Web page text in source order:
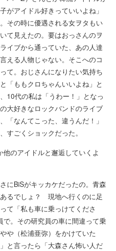
がアイドル好きっていいよね」
その時に優遇される女ヲタもい
て見えたの。要はおっさんのヲ
イブから通っていた、あの人達
える人物じゃない。そこへのコ
て。おじさんになりたい気持ち
「ももクロちゃんいいよね」と
10代の私は「うわー！」となっ
大好きなロックバンドのライブ
「なんてこった、違うんだ！」
すごくショックだった。
他のアイドルと邂逅していくよ
にBiSがキッカケだったの。青森
るでしょ？ 現地へ行くのに足
て「私も車に乗っけてくださ
。その研究員の車に間違って乗
や（松浦亜弥）をかけていた
と言ったら「大森さん怖い人だ